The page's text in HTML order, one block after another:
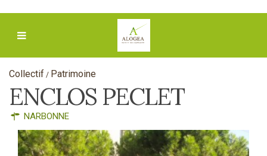
Collectif / Patrimoine
ENCLOS PECLET
NARBONNE